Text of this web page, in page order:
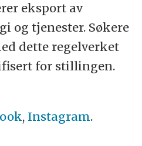
eksport av
og tjenester. Søkere
dette regelverket
for stillingen.
, Instagram.